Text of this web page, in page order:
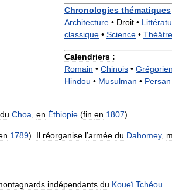
Chronologies thématiques
Architecture • Droit •
classique • Science • Théâtre
Calendriers :
Romain • Chinois • Grégorien
Hindou • Musulman • Persan
du Choa en Éthiopie (fin en 1807).
1789). Il réorganise l’armée du Dahomey,
indépendants du Koueï Tchéou